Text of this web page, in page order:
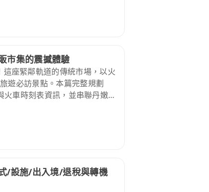
編通通實測給你看，讓你輕鬆
市集的震撼體驗
座緊鄰軌道的傳統市場，以火
遊必訪景點。本篇完整規劃
車時刻表資訊，並串聯丹嫩莎
、品嚐道地泰國美食？跟著這
式生活智慧！
/設施/出入境/退稅與轉機